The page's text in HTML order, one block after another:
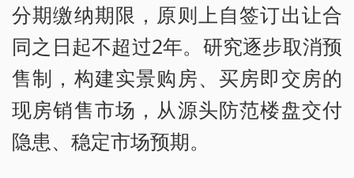
分期缴纳期限，原则上自签订出让合
同之日起不超过2年。研究逐步取消预
售制，构建实景购房、买房即交房的
现房销售市场，从源头防范楼盘交付
隐患、稳定市场预期。